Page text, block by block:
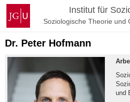
Zum
Inhalt
springen
Johannes
Gutenberg-
Universität
Mainz
Institut für
Soziologische Theorie und
Dr. Peter Hofmann
und